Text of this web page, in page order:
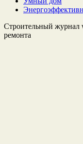
Строительный журнал
ремонта